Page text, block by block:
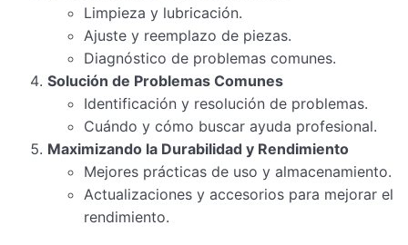
Limpieza y lubricación.
Ajuste y reemplazo de piezas.
Diagnóstico de problemas comunes.
Solución de Problemas Comunes
Identificación y resolución de problemas.
Cuándo y cómo buscar ayuda profesional.
Maximizando la Durabilidad y Rendimiento
Mejores prácticas de uso y almacenamiento.
Actualizaciones y accesorios para mejorar el
rendimiento.